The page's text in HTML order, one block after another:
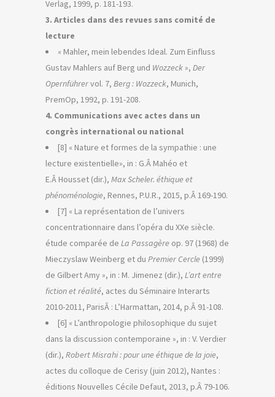
Verlag, 1999, p. 181-193.
3. Articles dans des revues sans comité de
lecture
« Mahler, mein lebendes Ideal. Zum Einfluss
Gustav Mahlers auf Berg und Wozzeck », Der
Opernführervol. 7, Berg : Wozzeck, Munich,
PremOp, 1992, p. 191-208.
4. Communications avec actes dans un
congrès international ou national
[8] « Nature et formes de la sympathie : une
lecture existentielle», in : G.Â Mahéo et
E.Â Housset (dir.), Max Scheler. éthique et
phénoménologie, Rennes, P.U.R., 2015, p.Â 169-190.
[7] « La représentation de l’univers
concentrationnaire dans l’opéra du XXe siècle.
étude comparée de La Passagère op. 97 (1968) de
Mieczyslaw Weinberg et du Premier Cercle (1999)
de Gilbert Amy », in : M. Jimenez (dir.), L’art entre
fiction et réalité, actes du Séminaire Interarts
2010-2011, ParisÂ : L’Harmattan, 2014, p.Â 91-108.
[6] « L’anthropologie philosophique du sujet
dans la discussion contemporaine », in : V. Verdier
(dir.), Robert Misrahi : pour une éthique de la joie,
actes du colloque de Cerisy (juin 2012), Nantes :
éditions Nouvelles Cécile Defaut, 2013, p.Â 79-106.